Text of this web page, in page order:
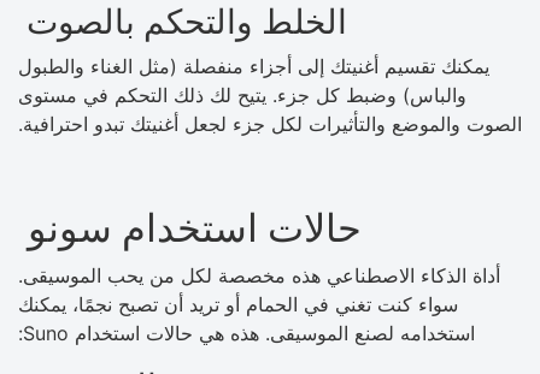
الخلط والتحكم بالصوت
يمكنك تقسيم أغنيتك إلى أجزاء منفصلة (مثل الغناء والطبول
والباس) وضبط كل جزء. يتيح لك ذلك التحكم في مستوى
الصوت والموضع والتأثيرات لكل جزء لجعل أغنيتك تبدو احترافية.
حالات استخدام سونو
أداة الذكاء الاصطناعي هذه مخصصة لكل من يحب الموسيقى.
سواء كنت تغني في الحمام أو تريد أن تصبح نجمًا، يمكنك
استخدامه لصنع الموسيقى. هذه هي حالات استخدام Suno: